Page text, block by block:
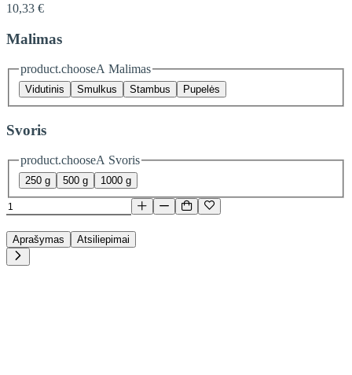
10,33 €
Malimas
product.chooseA Malimas
Vidutinis Smulkus Stambus Pupelės
Svoris
product.chooseA Svoris
250 g 500 g 1000 g
Aprašymas Atsiliepimai